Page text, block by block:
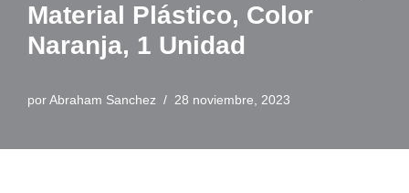
Material Plástico, Color
Naranja, 1 Unidad
porAbraham Sanchez 28 noviembre, 2023